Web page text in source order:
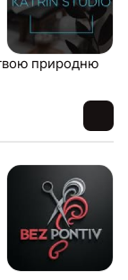
природню